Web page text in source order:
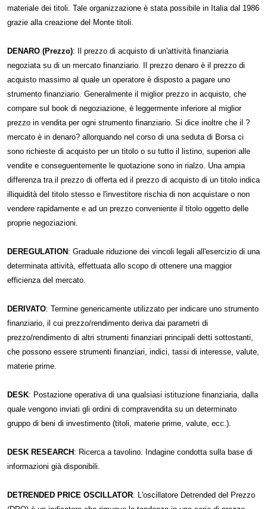
materiale dei titoli. Tale organizzazione è stata possibile in Italia dal 1986
grazie alla creazione del Monte titoli.
DENARO (Prezzo): Il prezzo di acquisto di un'attività finanziaria
negoziata su di un mercato finanziario. Il prezzo denaro è il prezzo di
acquisto massimo al quale un operatore è disposto a pagare uno
strumento finanziario. Generalmente il miglior prezzo in acquisto, che
compare sul book di negoziazione, è leggermente inferiore al miglior
prezzo in vendita per ogni strumento finanziario. Si dice inoltre che il ?
mercato è in denaro? allorquando nel corso di una seduta di Borsa ci
sono richieste di acquisto per un titolo o su tutto il listino, superiori alle
vendite e conseguentemente le quotazione sono in rialzo. Una ampia
differenza tra il prezzo di offerta ed il prezzo di acquisto di un titolo indica
illiquidità del titolo stesso e l'investitore rischia di non acquistare o non
vendere rapidamente e ad un prezzo conveniente il titolo oggetto delle
proprie negoziazioni.
DEREGULATION : Graduale riduzione dei vincoli legali all'esercizio di una
determinata attività, effettuata allo scopo di ottenere una maggior
efficienza del mercato.
DERIVATO: Termine genericamente utilizzato per indicare uno strumento
finanziario, il cui prezzo/rendimento deriva dai parametri di
prezzo/rendimento di altri strumenti finanziari principali detti sottostanti,
che possono essere strumenti finanziari, indici, tassi di interesse, valute,
materie prime.
DESK: Postazione operativa di una qualsiasi istituzione finanziaria, dalla
quale vengono inviati gli ordini di compravendita su un determinato
gruppo di beni di investimento (titoli, materie prime, valute, ecc.).
DESK RESEARCH : Ricerca a tavolino. Indagine condotta sulla base di
informazioni già disponibili.
DETRENDED PRICE OSCILLATOR: L'oscillatore Detrended del Prezzo